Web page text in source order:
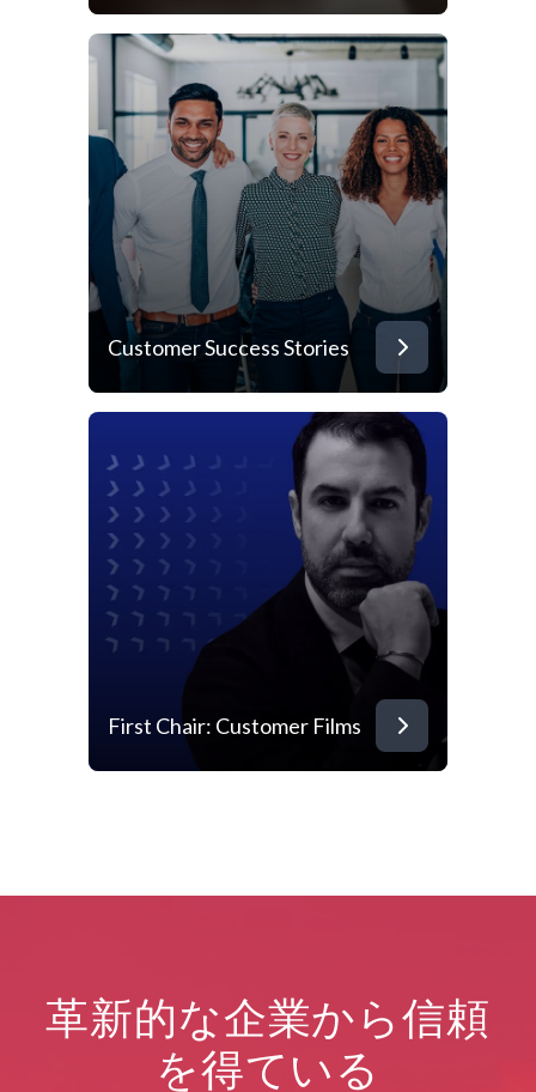
Customer Success Stories
First Chair: Customer Films
革新的な企業から信頼
を得ている